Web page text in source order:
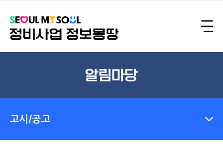
알림마당
고시/공고